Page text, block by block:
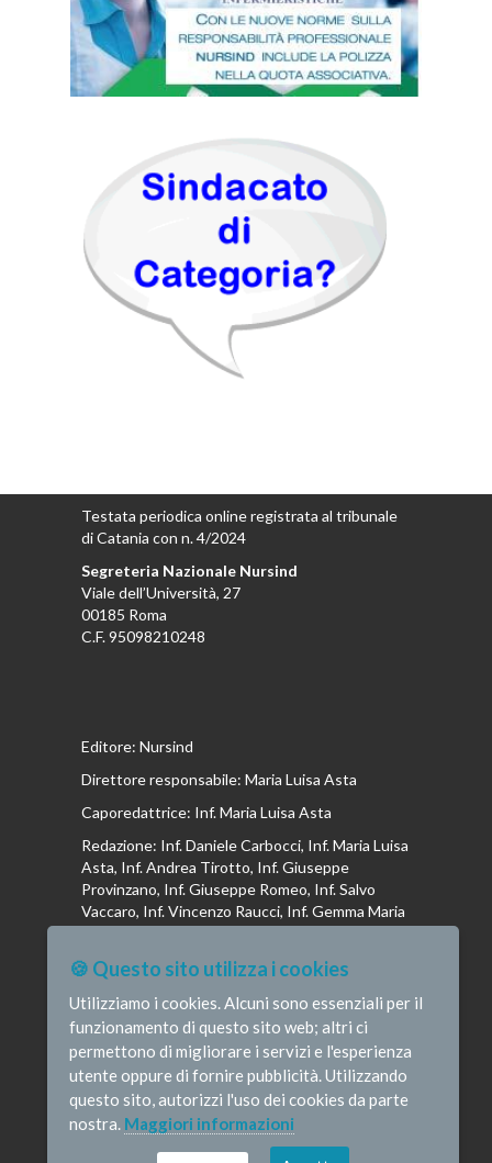
Testata periodica online registrata al tribunale
di Catania con n. 4/2024
Segreteria Nazionale Nursind
Viale dell’Università, 27
00185 Roma
C.F. 95098210248
Editore: Nursind
Direttore responsabile: Maria Luisa Asta
Caporedattrice: Inf. Maria Luisa Asta
Redazione: Inf. Daniele Carbocci, Inf. Maria Luisa
Asta, Inf. Andrea Tirotto, Inf. Giuseppe
Provinzano, Inf. Giuseppe Romeo, Inf. Salvo
Vaccaro, Inf. Vincenzo Raucci, Inf. Gemma Maria
Altavilla, Inf. Stefano Barone , Inf. Donato Cosi,
Inf. Romina Iannuzzi, Inf. Fausta Pileri
© Infermieristicamente - e-mail:
redazione@infermieristicamente.it
Disclaimer
🍪 Questo sito utilizza i cookies
Utilizziamo i cookies. Alcuni sono essenziali per il
funzionamento di questo sito web; altri ci
permettono di migliorare i servizi e l'esperienza
utente oppure di fornire pubblicità. Utilizzando
questo sito, autorizzi l'uso dei cookies da parte
nostra. Maggiori informazioni